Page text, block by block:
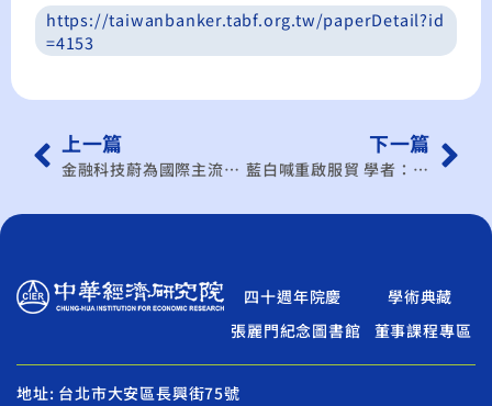
https://taiwanbanker.tabf.org.tw/paperDetail?id
=4153
上一篇
金融科技蔚為國際主流 台灣新創只有一個「難」字？
下一篇
藍白喊重啟服貿 學者：三個前提須思考
四十週年院慶
學術典藏
張麗門紀念圖書館
董事課程專區
地址: 台北市大安區長興街75號